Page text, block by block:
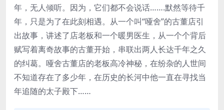
年，无人倾听。因为，它们都不会说话…….默然等待千
年，只是为了在此刻相遇。从一个叫“哑舍”的古董店引
出故事，讲述了店老板和一个暖男医生，从一个个背后
赋写着离奇故事的古董开始，串联出两人长达千年之久
的纠葛。哑舍古董店的老板高冷神秘，在纷杂的人世间
不知道存在了多少年，在历史的长河中他一直在寻找当
年追随的太子殿下……